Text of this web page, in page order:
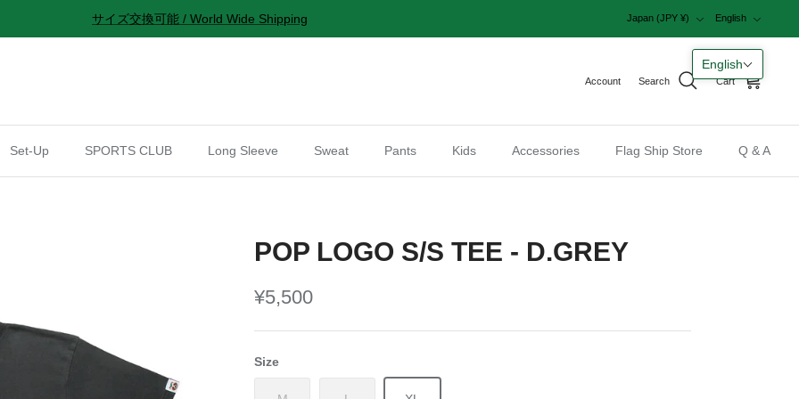
サイズ交換可能 / World Wide Shipping Japan (JPY ¥) English
Account Search Cart
Set-Up SPORTS CLUB Long Sleeve Sweat Pants Kids Accessories Flag Ship Store Q & A
POP LOGO S/S TEE - D.GREY
¥5,500
Size
English